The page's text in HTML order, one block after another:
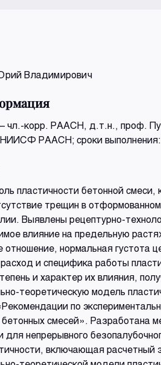
Владимирович
чл.-корр. РААСН, д.т.н., проф.
НИИСФ РААСН; сроки
пластичности бетонной
трещин в
Выявлены рецептурно-
влияние на предельную
отношение, нормальная густота
расход и специфика работы
и характер их влияния,
теоретическую модель
по
смесей». Разработана
для непрерывного
включающая расчетный